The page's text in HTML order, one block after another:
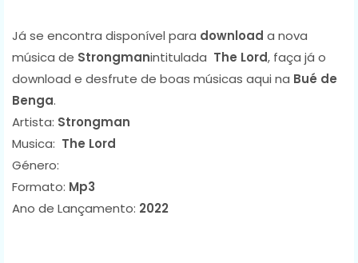
Já se encontra disponível para download a nova
música de Strongmanintitulada The Lord, faça já o
download e desfrute de boas músicas aqui na Bué de
Benga.
Artista: Strongman
Musica: The Lord
Género:
Formato: Mp3
Ano de Lançamento: 2022